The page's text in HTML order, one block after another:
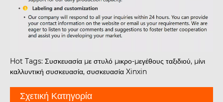
Hot Tags: Συσκευασία με στυλό μικρο-μεγέθους ταξιδιού, μίνι
καλλυντική συσκευασία, συσκευασία Xinxin
Σχετική Κατηγορία